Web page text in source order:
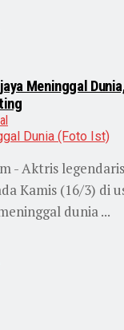
Meninggal
- Aktris
Kamis (16/3) di
dunia ...